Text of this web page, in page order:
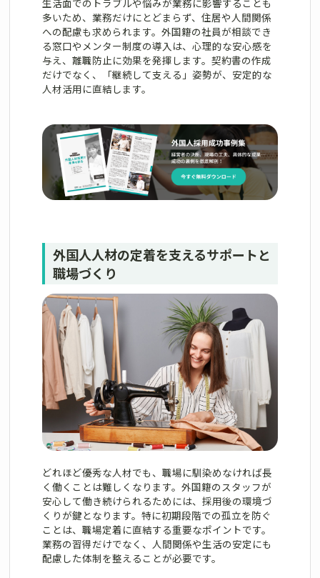
生活面でのトラブルや悩みが業務に影響することも
多いため、業務だけにとどまらず、住居や人間関係
への配慮も求められます。外国籍の社員が相談でき
る窓口やメンター制度の導入は、心理的な安心感を
与え、離職防止に効果を発揮します。契約書の作成
だけでなく、「継続して支える」姿勢が、安定的な
人材活用に直結します。
外国人人材の定着を支えるサポートと
職場づくり
どれほど優秀な人材でも、職場に馴染めなければ長
く働くことは難しくなります。外国籍のスタッフが
安心して働き続けられるためには、採用後の環境づ
くりが鍵となります。特に初期段階での孤立を防ぐ
ことは、職場定着に直結する重要なポイントです。
業務の習得だけでなく、人間関係や生活の安定にも
配慮した体制を整えることが必要です。